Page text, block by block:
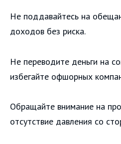
Не поддавайтесь на
доходов без риска.
Не переводите деньги на
избегайте офшорных
Обращайте внимание на
отсутствие давления со